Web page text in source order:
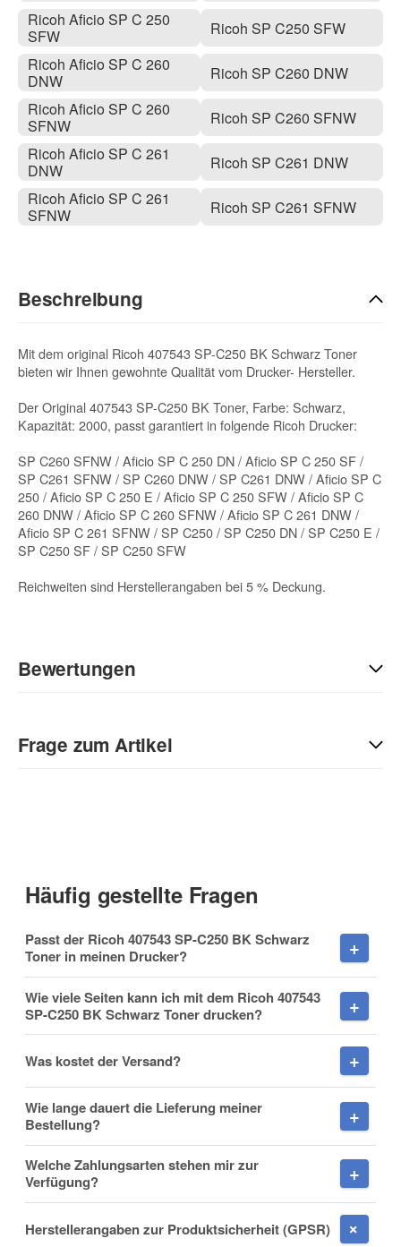
Ricoh Aficio SP C 250
SFW
Ricoh Aficio SP C 260
DNW
Ricoh Aficio SP C 260
SFNW
Ricoh Aficio SP C 261
DNW
Ricoh Aficio SP C 261
SFNW
Ricoh SP C250 SFW
Ricoh SP C260 DNW
Ricoh SP C260 SFNW
Ricoh SP C261 DNW
Ricoh SP C261 SFNW
Beschreibung
Mit dem original Ricoh 407543 SP-C250 BK Schwarz Toner
bieten wir Ihnen gewohnte Qualität vom Drucker- Hersteller.
Der Original 407543 SP-C250 BK Toner, Farbe: Schwarz,
Kapazität: 2000, passt garantiert in folgende Ricoh Drucker:
SP C260 SFNW / Aficio SP C 250 DN / Aficio SP C 250 SF /
SP C261 SFNW / SP C260 DNW / SP C261 DNW / Aficio SP C
250 / Aficio SP C 250 E / Aficio SP C 250 SFW / Aficio SP C
260 DNW / Aficio SP C 260 SFNW / Aficio SP C 261 DNW /
Aficio SP C 261 SFNW / SP C250 / SP C250 DN / SP C250 E /
SP C250 SF / SP C250 SFW
Reichweiten sind Herstellerangaben bei 5 % Deckung.
Bewertungen
Sie Anderen bei der Kaufentscheidung:
Frage zum Artikel
Nachname
Firma
Häufig gestellte Fragen
Passt der Ricoh 407543 SP-C250 BK Schwarz
Toner in meinen Drucker?
Wie viele Seiten kann ich mit dem Ricoh 407543
SP-C250 BK Schwarz Toner drucken?
Was kostet der Versand?
Wie lange dauert die Lieferung meiner
Bestellung?
Welche Zahlungsarten stehen mir zur
Verfügung?
Herstellerangaben zur Produktsicherheit (GPSR)